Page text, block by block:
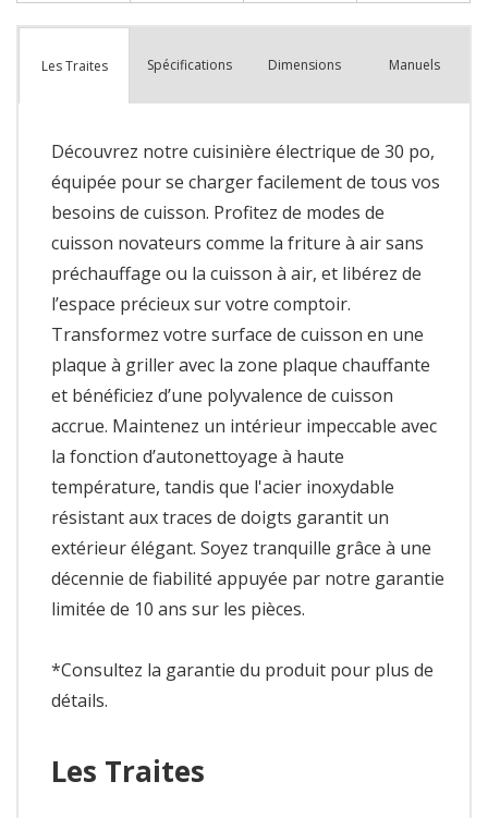
Les Traites Spécifications Dimensions Manuels
Découvrez notre cuisinière électrique de 30 po,
équipée pour se charger facilement de tous vos
besoins de cuisson. Profitez de modes de
cuisson novateurs comme la friture à air sans
préchauffage ou la cuisson à air, et libérez de
l’espace précieux sur votre comptoir.
Transformez votre surface de cuisson en une
plaque à griller avec la zone plaque chauffante
et bénéficiez d’une polyvalence de cuisson
accrue. Maintenez un intérieur impeccable avec
la fonction d’autonettoyage à haute
température, tandis que l'acier inoxydable
résistant aux traces de doigts garantit un
extérieur élégant. Soyez tranquille grâce à une
décennie de fiabilité appuyée par notre garantie
limitée de 10 ans sur les pièces.
*Consultez la garantie du produit pour plus de
détails.
Les Traites